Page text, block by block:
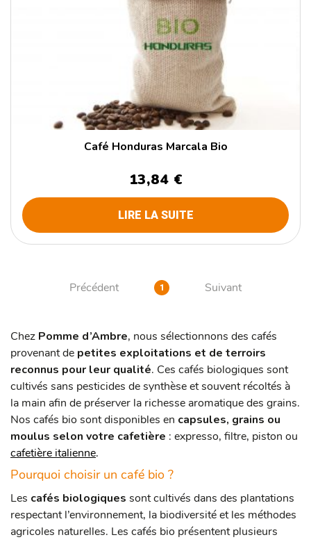
Café Honduras Marcala Bio
13,84 €
LIRE LA SUITE
Précédent 1 Suivant
Chez Pomme d’Ambre, nous sélectionnons des cafés
provenant de petites exploitations et de terroirs
reconnus pour leur qualité. Ces cafés biologiques sont
cultivés sans pesticides de synthèse et souvent récoltés à
la main afin de préserver la richesse aromatique des grains.
Nos cafés bio sont disponibles en capsules, grains ou
moulus selon votre cafetière : expresso, filtre, piston ou
cafetière italienne.
Pourquoi choisir un café bio ?
Les cafés biologiques sont cultivés dans des plantations
respectant l’environnement, la biodiversité et les méthodes
agricoles naturelles. Les cafés bio présentent plusieurs